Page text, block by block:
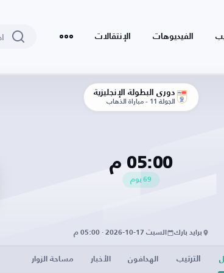
الفيديوهات الإنتقالات
دوري البطولة الإنجليزية
الجولة 11 - مباراة الذهاب
05:00 م
69 يوم
برايد بارك السبت 17-10-2026 · 05:00 م
الترتيب الهدافون الأخبار مساحة الزوار